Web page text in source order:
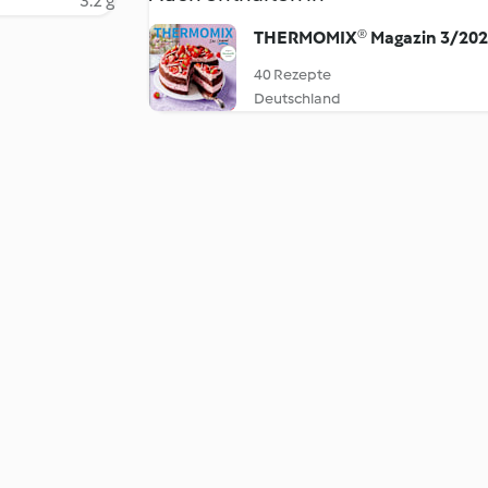
THERMOMIX® Magazin 3/
40 Rezepte
Deutschland